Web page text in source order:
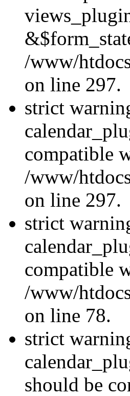
/www/
on line 297.
strict
compatible
/www/
on line 297.
strict
compatible
/www/
on line 78.
strict
should be